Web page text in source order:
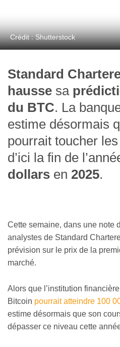
Crédit : Shutterstock
Standard
hausse sa
du BTC. La
estime désormais
pourrait toucher les
d’ici la fin de
dollars en 2025.
Cette semaine, dans une note
analystes de Standard
prévision sur le prix de la
marché.
Alors que l’institution
Bitcoin pourrait atteindre 100
estime désormais que son
dépasser ce niveau cette